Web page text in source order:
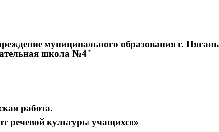
муниципального образования г. Нягань
школа №4"
работа.
речевой культуры учащихся»